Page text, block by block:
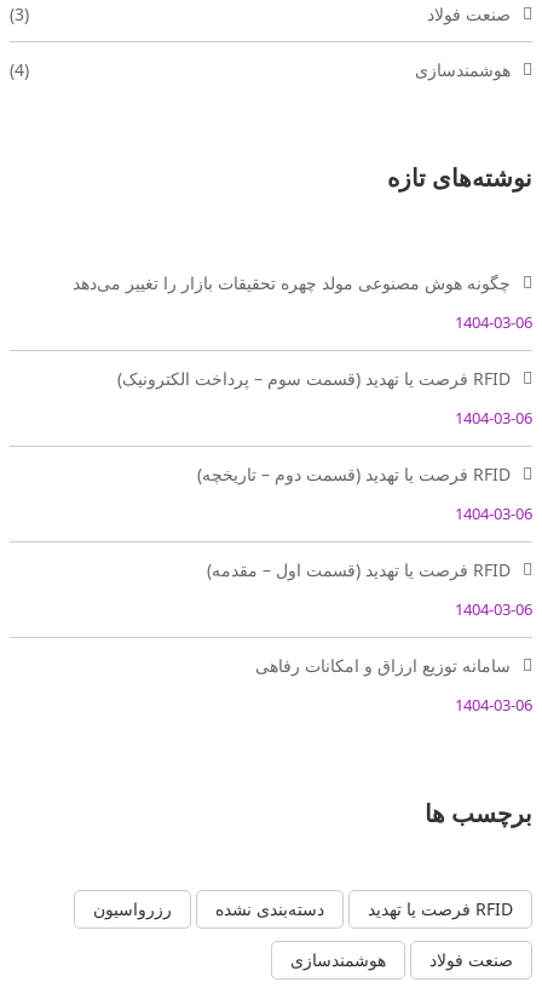
صنعت فولاد (3)
هوشمندسازی (4)
نوشته‌های تازه
چگونه هوش مصنوعی مولد چهره تحقیقات بازار را تغییر می‌دهد
1404-03-06
RFID فرصت یا تهدید (قسمت سوم – پرداخت الکترونیک)
1404-03-06
RFID فرصت یا تهدید (قسمت دوم – تاریخچه)
1404-03-06
RFID فرصت یا تهدید (قسمت اول – مقدمه)
1404-03-06
سامانه توزیع ارزاق و امکانات رفاهی
1404-03-06
برچسب ها
RFID فرصت یا تهدید دسته‌بندی نشده رزرواسیون
صنعت فولاد هوشمندسازی